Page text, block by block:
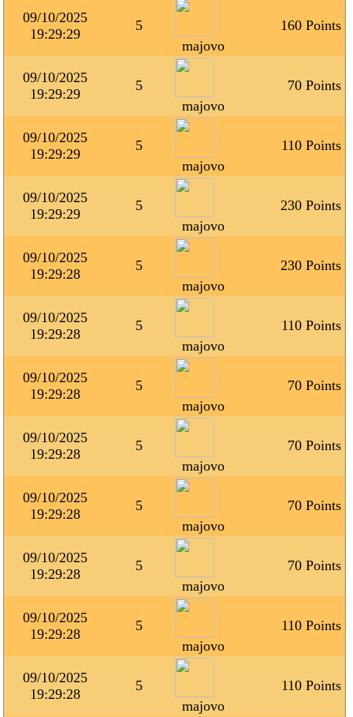
09/10/2025
19:29:29
5
majovo
160 Points
09/10/2025
19:29:29
5
majovo
70 Points
09/10/2025
19:29:29
5
majovo
110 Points
09/10/2025
19:29:29
5
majovo
230 Points
09/10/2025
19:29:28
5
majovo
230 Points
09/10/2025
19:29:28
5
majovo
110 Points
09/10/2025
19:29:28
5
majovo
70 Points
09/10/2025
19:29:28
5
majovo
70 Points
09/10/2025
19:29:28
5
majovo
70 Points
09/10/2025
19:29:28
5
majovo
70 Points
09/10/2025
19:29:28
5
majovo
110 Points
09/10/2025
19:29:28
5
majovo
110 Points